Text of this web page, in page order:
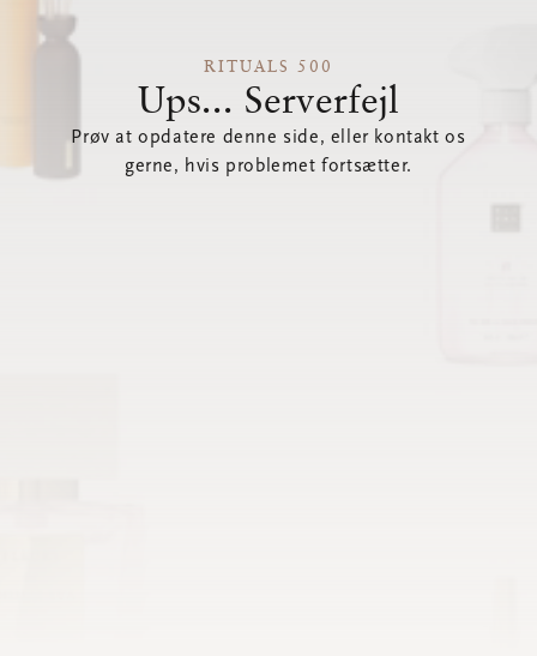
RITUALS 500
Ups... Serverfejl
Prøv at opdatere denne side, eller kontakt os
gerne, hvis problemet fortsætter.